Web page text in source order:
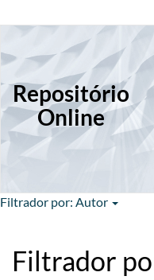
Repositório
Online
Filtrador por: Autor
Filtrador